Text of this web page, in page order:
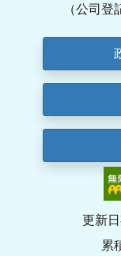
（公司
更新
累